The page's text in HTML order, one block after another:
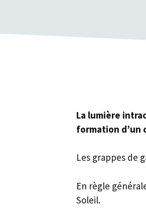
La lumière
formation d’un
Les grappes de
En règle
Soleil.